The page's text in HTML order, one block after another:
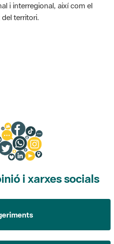
i interregional, així com el
territori.
de les valoracions és de 0
i xarxes socials